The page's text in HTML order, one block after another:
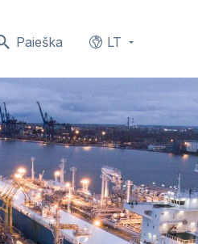
Paieška LT